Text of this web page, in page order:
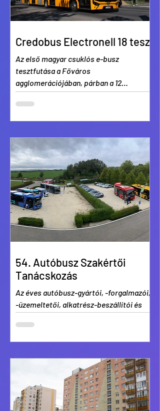
Credobus Electronell 18 teszt
Az első magyar csuklós e-busz
tesztfutása a Főváros
agglomerációjában, párban a 12
méteressel.
54. Autóbusz Szakértői
Tanácskozás
Az éves autóbusz-gyártói, -forgalmazói,
-üzemeltetői, alkatrész-beszállítói és
Zsámbékon.